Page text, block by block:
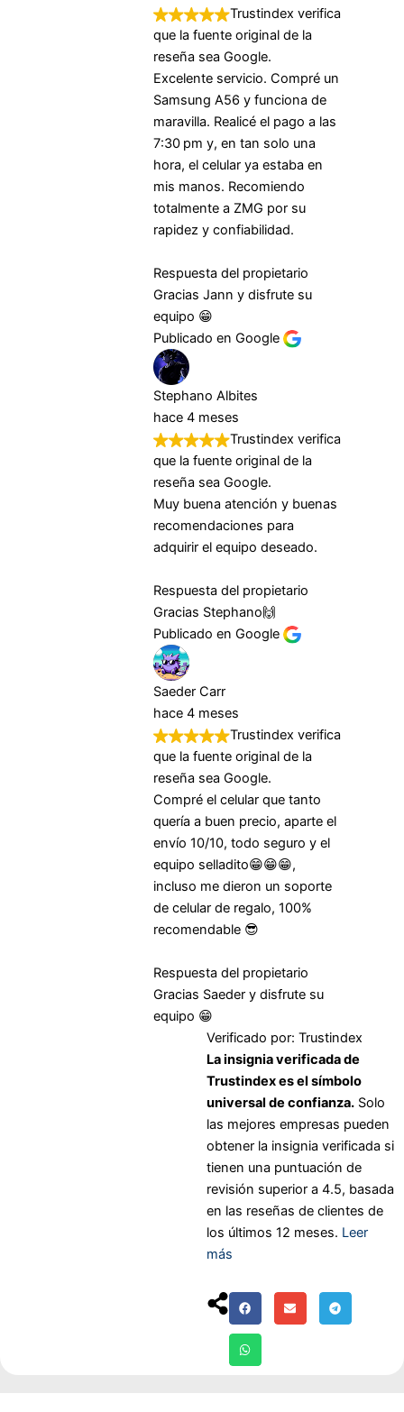
Trustindex verifica
que la fuente original de la
reseña sea Google.
Excelente servicio. Compré un
Samsung A56 y funciona de
maravilla. Realicé el pago a las
7:30 pm y, en tan solo una
hora, el celular ya estaba en
mis manos. Recomiendo
totalmente a ZMG por su
rapidez y confiabilidad.
Respuesta del propietario
Gracias Jann y disfrute su
Publicado en Google
Trustindex verifica
que la fuente original de la
reseña sea Google.
Muy buena atención y buenas
recomendaciones para
adquirir el equipo deseado.
Respuesta del propietario
Gracias Stephano🙌
Publicado en Google
Trustindex verifica
que la fuente original de la
reseña sea Google.
Compré el celular que tanto
quería a buen precio, aparte el
envío 10/10, todo seguro y el
equipo selladito😁😁😁,
incluso me dieron un soporte
de celular de regalo, 100%
Respuesta del propietario
Gracias Saeder y disfrute su
Verificado por: Trustindex
La insignia verificada de
Trustindex es el símbolo
universal de confianza.Solo
las mejores empresas pueden
obtener la insignia verificada si
tienen una puntuación de
revisión superior a 4.5, basada
en las reseñas de clientes de
los últimos 12 meses. Leer
más